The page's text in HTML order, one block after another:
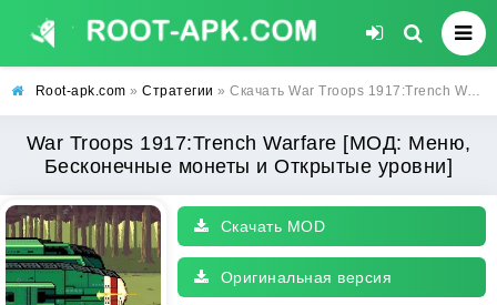
Root-apk.com » Стратегии » Скачать War Troops 1917:Trench Warfare [МОД: Меню, Бесконечные монеты и Открытые уровни] | Взлом War Troops 1917:Trench Warfare на Андроид
War Troops 1917:Trench Warfare [МОД: Меню,
Бесконечные монеты и Открытые уровни]
Скачать MOD
Оригинальная версия